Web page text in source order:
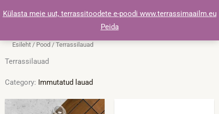
Külasta meie uut, terrassitoodete e-poodi www.terrassimaailm.eu
Peida
to
Esileht / Pood / Terrassilauad
Terrassilauad
Category: Immutatud lauad